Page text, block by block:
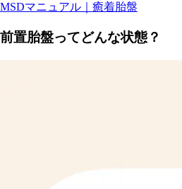
MSDマニュアル｜癒着胎盤
前置胎盤ってどんな状態？